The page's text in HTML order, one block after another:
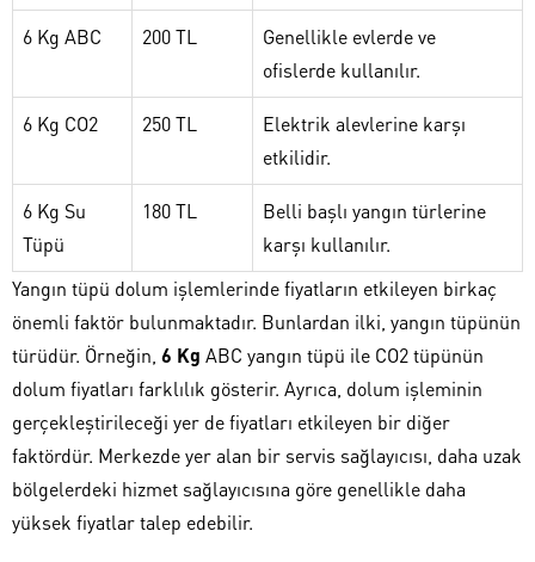
6 Kg ABC 200 TL
Genellikle evlerde ve
ofislerde kullanılır.
6 Kg CO2 250 TL
Elektrik alevlerine karşı
etkilidir.
6 Kg Su
Tüpü
180 TL
Belli başlı yangın türlerine
karşı kullanılır.
Yangın tüpü dolum işlemlerinde fiyatların etkileyen birkaç
önemli faktör bulunmaktadır. Bunlardan ilki, yangın tüpünün
türüdür. Örneğin, 6 Kg ABC yangın tüpü ile CO2 tüpünün
dolum fiyatları farklılık gösterir. Ayrıca, dolum işleminin
gerçekleştirileceği yer de fiyatları etkileyen bir diğer
faktördür. Merkezde yer alan bir servis sağlayıcısı, daha uzak
bölgelerdeki hizmet sağlayıcısına göre genellikle daha
yüksek fiyatlar talep edebilir.